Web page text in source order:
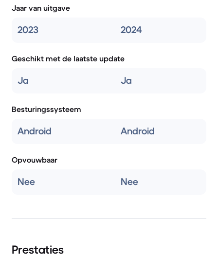
Jaar van uitgave
2023 2024
Geschikt met de laatste update
Ja Ja
Besturingssysteem
Android Android
Opvouwbaar
Nee Nee
Prestaties